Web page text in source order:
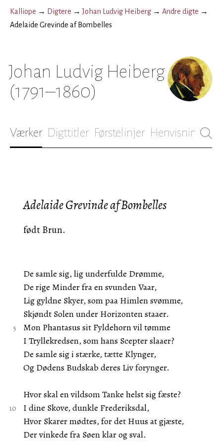
Kalliope → Digtere →Johan Ludvig Heiberg → Andre digte →
Adelaide Grevinde af Bombelles
Johan Ludvig Heiberg
(1791–1860)
Værker Digttitler Førstelinjer Henvisninger
Adelaide Grevinde af Bombelles
født Brun.
De samle sig, lig underfulde Drømme,
De rige Minder fra en svunden Vaar,
Lig gyldne Skyer, som paa Himlen svømme,
Skjøndt Solen under Horizonten staaer.
Mon Phantasus sit Fyldehorn vil tømme
I Tryllekredsen, som hans Scepter slaaer?
De samle sig i stærke, tætte Klynger,
Og Dødens Budskab deres Liv forynger.
Hvor skal en vildsom Tanke helst sig fæste?
I dine Skove, dunkle Frederiksdal,
Hvor Skarer mødtes, for det Huus at gjæste,
Der vinkede fra Søen klar og sval.